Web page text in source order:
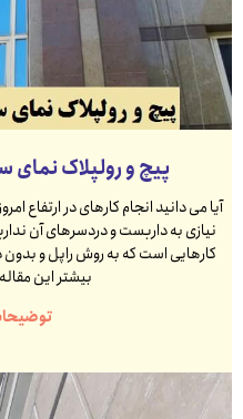
پیچ و رولپلاک
آیا می دانید انجام کارهای در
نیازی به داربست و دردسرهای آن
کارهایی است که به روش راپل و
بیشتر این